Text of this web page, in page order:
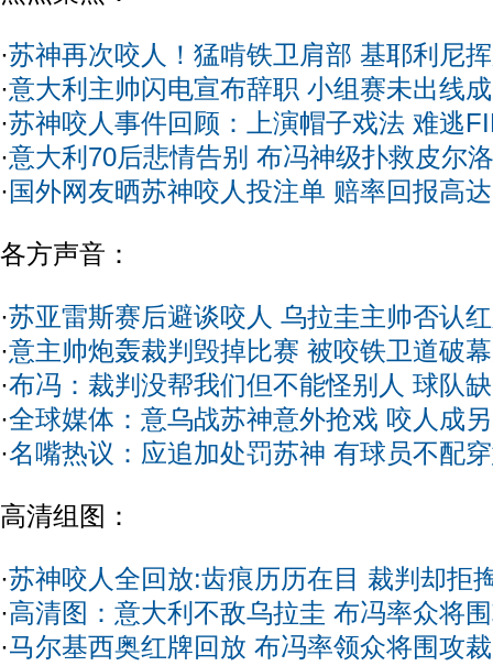
·苏神再次咬人！猛啃铁卫肩部 基耶利尼
·意大利主帅闪电宣布辞职 小组赛未出线
·苏神咬人事件回顾：上演帽子戏法 难逃
·意大利70后悲情告别 布冯神级扑救皮尔
·国外网友晒苏神咬人投注单 赔率回报高
各方声音：
·苏亚雷斯赛后避谈咬人 乌拉圭主帅否认
·意主帅炮轰裁判毁掉比赛 被咬铁卫道破
·布冯：裁判没帮我们但不能怪别人 球队
·全球媒体：意乌战苏神意外抢戏 咬人成
·名嘴热议：应追加处罚苏神 有球员不配
高清组图：
·苏神咬人全回放:齿痕历历在目 裁判却拒
·高清图：意大利不敌乌拉圭 布冯率众将
·马尔基西奥红牌回放 布冯率领众将围攻